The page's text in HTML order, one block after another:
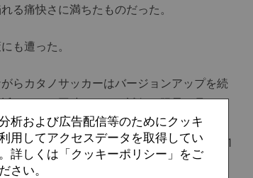
る痛快さに満ちたものだった。
も遭った。
らカタノサッカーはバージョンアップを続
づいたと同時に、その試行の限界も見える
などレギュレーションが変わり、それに
年、片野坂トリニータは力尽きたようにJ1
析および広告配信等のためにクッキ
用してアクセスデータを取得してい
詳しくは「クッキーポリシー」をご
さい。